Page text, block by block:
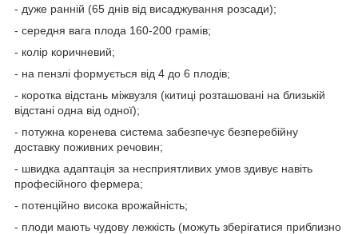
- дуже ранній (65 днів від висаджування розсади);
- середня вага плода 160-200 грамів;
- колір коричневий;
- на пензлі формується від 4 до 6 плодів;
- коротка відстань міжвузля (китиці розташовані на близькій
відстані одна від одної);
- потужна коренева система забезпечує безперебійну
доставку поживних речовин;
- швидка адаптація за несприятливих умов здивує навіть
професійного фермера;
- потенційно висока врожайність;
- плоди мають чудову лежкість (можуть зберігатися приблизно